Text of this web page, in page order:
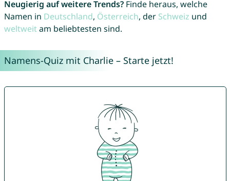
Neugierig auf weitere Trends?Finde heraus, welche
Namen in Deutschland, Österreich, der Schweiz und
weltweitam beliebtesten sind.
Namens-Quiz mit Charlie – Starte jetzt!